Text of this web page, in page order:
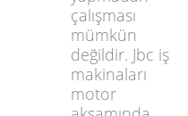
çalışması
mümkün
değildir. Jbc iş
makinaları
motor